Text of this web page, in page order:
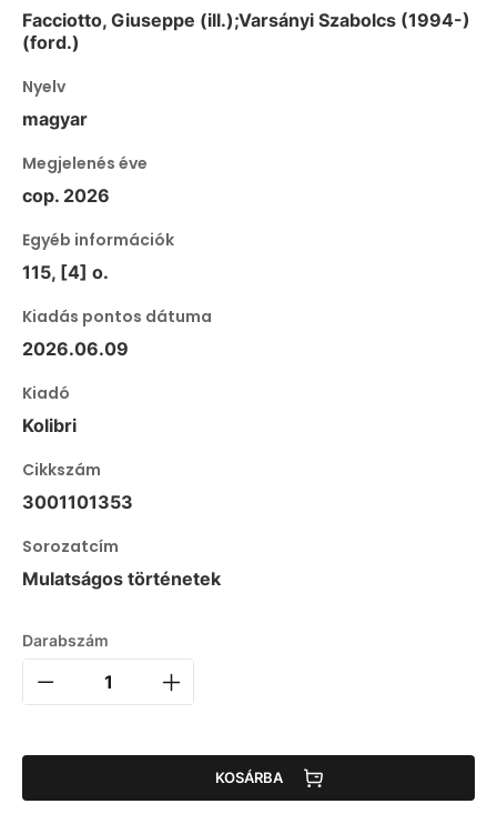
Facciotto, Giuseppe (ill.);Varsányi Szabolcs (1994-)
(ford.)
Nyelv
magyar
Megjelenés éve
cop. 2026
Egyéb információk
115, [4] o.
Kiadás pontos dátuma
2026.06.09
Kiadó
Kolibri
Cikkszám
3001101353
Sorozatcím
Mulatságos történetek
Darabszám
KOSÁRBA